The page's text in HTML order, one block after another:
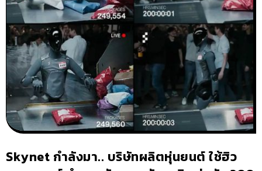
Skynet กำลังมา.. บริษัทผลิตหุ่นยนต์ ใช้ฮิว